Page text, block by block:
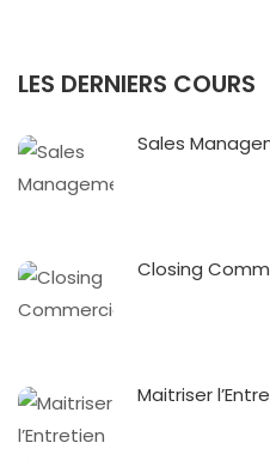
LES DERNIERS COURS
Sales
Closing
Maitriser